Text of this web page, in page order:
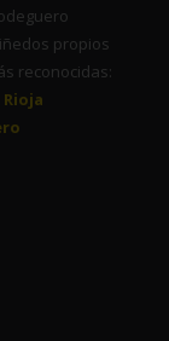
propios
reconocidas:
Rioja